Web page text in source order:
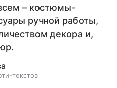
– костюмы-
ручной работы,
декора и,
текстов